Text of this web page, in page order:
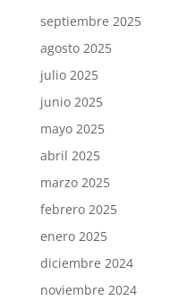
septiembre 2025
agosto 2025
julio 2025
junio 2025
mayo 2025
abril 2025
marzo 2025
febrero 2025
enero 2025
diciembre 2024
noviembre 2024